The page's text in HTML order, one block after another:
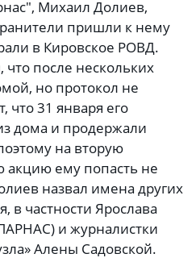
Михаил Долиев,
пришли к нему
в Кировское РОВД.
после нескольких
но протокол не
что 31 января его
дома и продержали
на вторую
ему попасть не
назвал имена других
в частности Ярослава
и журналистки
Алены Садовской.